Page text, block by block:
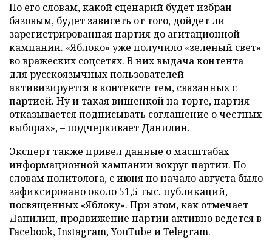
По его словам, какой сценарий будет избран
базовым, будет зависеть от того, дойдет ли
зарегистрированная партия до агитационной
кампании. «Яблоко» уже получило «зеленый свет»
во вражеских соцсетях. В них выдача контента
для русскоязычных пользователей
активизируется в контексте тем, связанных с
партией. Ну и такая вишенкой на торте, партия
отказывается подписывать соглашение о честных
выборах», – подчеркивает Данилин.
Эксперт также привел данные о масштабах
информационной кампании вокруг партии. По
словам политолога, с июня по начало августа было
зафиксировано около 51,5 тыс. публикаций,
посвященных «Яблоку». При этом, как отмечает
Данилин, продвижение партии активно ведется в
Facebook, Instagram, YouTube и Telegram.